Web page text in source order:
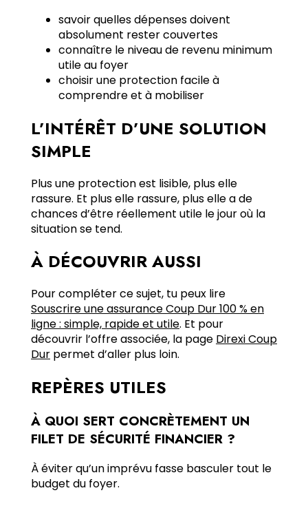
savoir quelles dépenses doivent
absolument rester couvertes
connaître le niveau de revenu minimum
utile au foyer
choisir une protection facile à
comprendre et à mobiliser
L’INTÉRÊT D’UNE SOLUTION
SIMPLE
Plus une protection est lisible, plus elle
rassure. Et plus elle rassure, plus elle a de
chances d’être réellement utile le jour où la
situation se tend.
À DÉCOUVRIR AUSSI
Pour compléter ce sujet, tu peux lire
Souscrire une assurance Coup Dur 100 % en
ligne : simple, rapide et utile. Et pour
découvrir l’offre associée, la page Direxi Coup
Dur permet d’aller plus loin.
REPÈRES UTILES
À QUOI SERT CONCRÈTEMENT UN
FILET DE SÉCURITÉ FINANCIER ?
À éviter qu’un imprévu fasse basculer tout le
budget du foyer.